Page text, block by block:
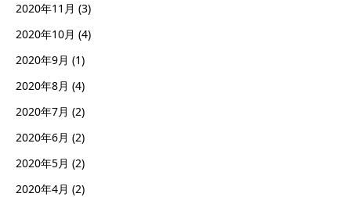
2020年11月 (3)
2020年10月 (4)
2020年9月 (1)
2020年8月 (4)
2020年7月 (2)
2020年6月 (2)
2020年5月 (2)
2020年4月 (2)